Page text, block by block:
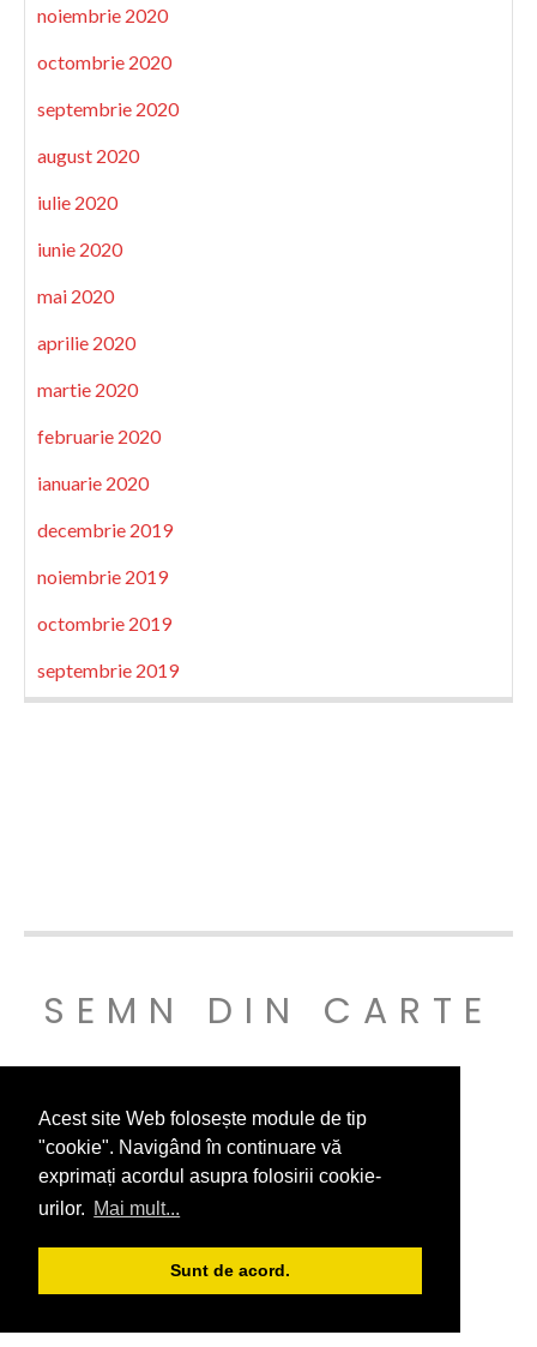
Acest site Web folosește module de tip
"cookie". Navigând în continuare vă
exprimați acordul asupra folosirii cookie-
urilor. Mai mult...
Sunt de acord.
noiembrie 2020
octombrie 2020
septembrie 2020
august 2020
iulie 2020
iunie 2020
mai 2020
aprilie 2020
martie 2020
februarie 2020
ianuarie 2020
decembrie 2019
noiembrie 2019
octombrie 2019
septembrie 2019
SEMN DIN CARTE